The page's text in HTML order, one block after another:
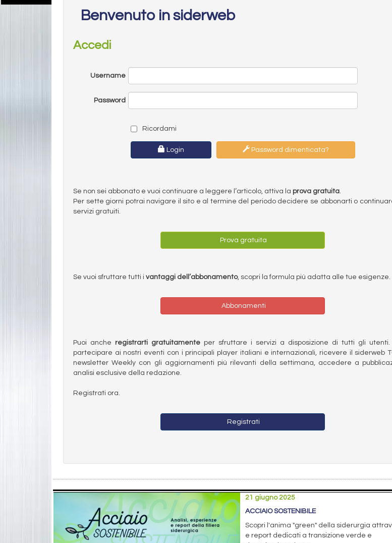
Benvenuto in siderweb
Accedi
Username
Password
Ricordami
Login Password dimenticata?
Se non sei abbonato e vuoi continuare a leggere l’articolo, attiva la prova gratuita.
Per sette giorni potrai navigare il sito e al termine del periodo decidere se abbonarti o
servizi gratuiti.
Prova gratuita
Se vuoi sfruttare tutti i vantaggi dell’abbonamento, scopri la formula più adatta alle tue esigenze.
Abbonamenti
Puoi anche registrarti gratuitamenteper sfruttare i servizi a disposizione di tutti gli utenti.
partecipare ai nostri eventi con i principali player italiani e internazionali, ricevere il siderweb
newsletter Weekly con gli aggiornamenti più rilevanti della settimana, accedere a
analisi esclusive della redazione.
Registrati ora.
Registrati
21 giugno 2025
ACCIAIO SOSTENIBILE
Scopri l'anima "green" della siderurgia
e report dedicati a transizione verde e